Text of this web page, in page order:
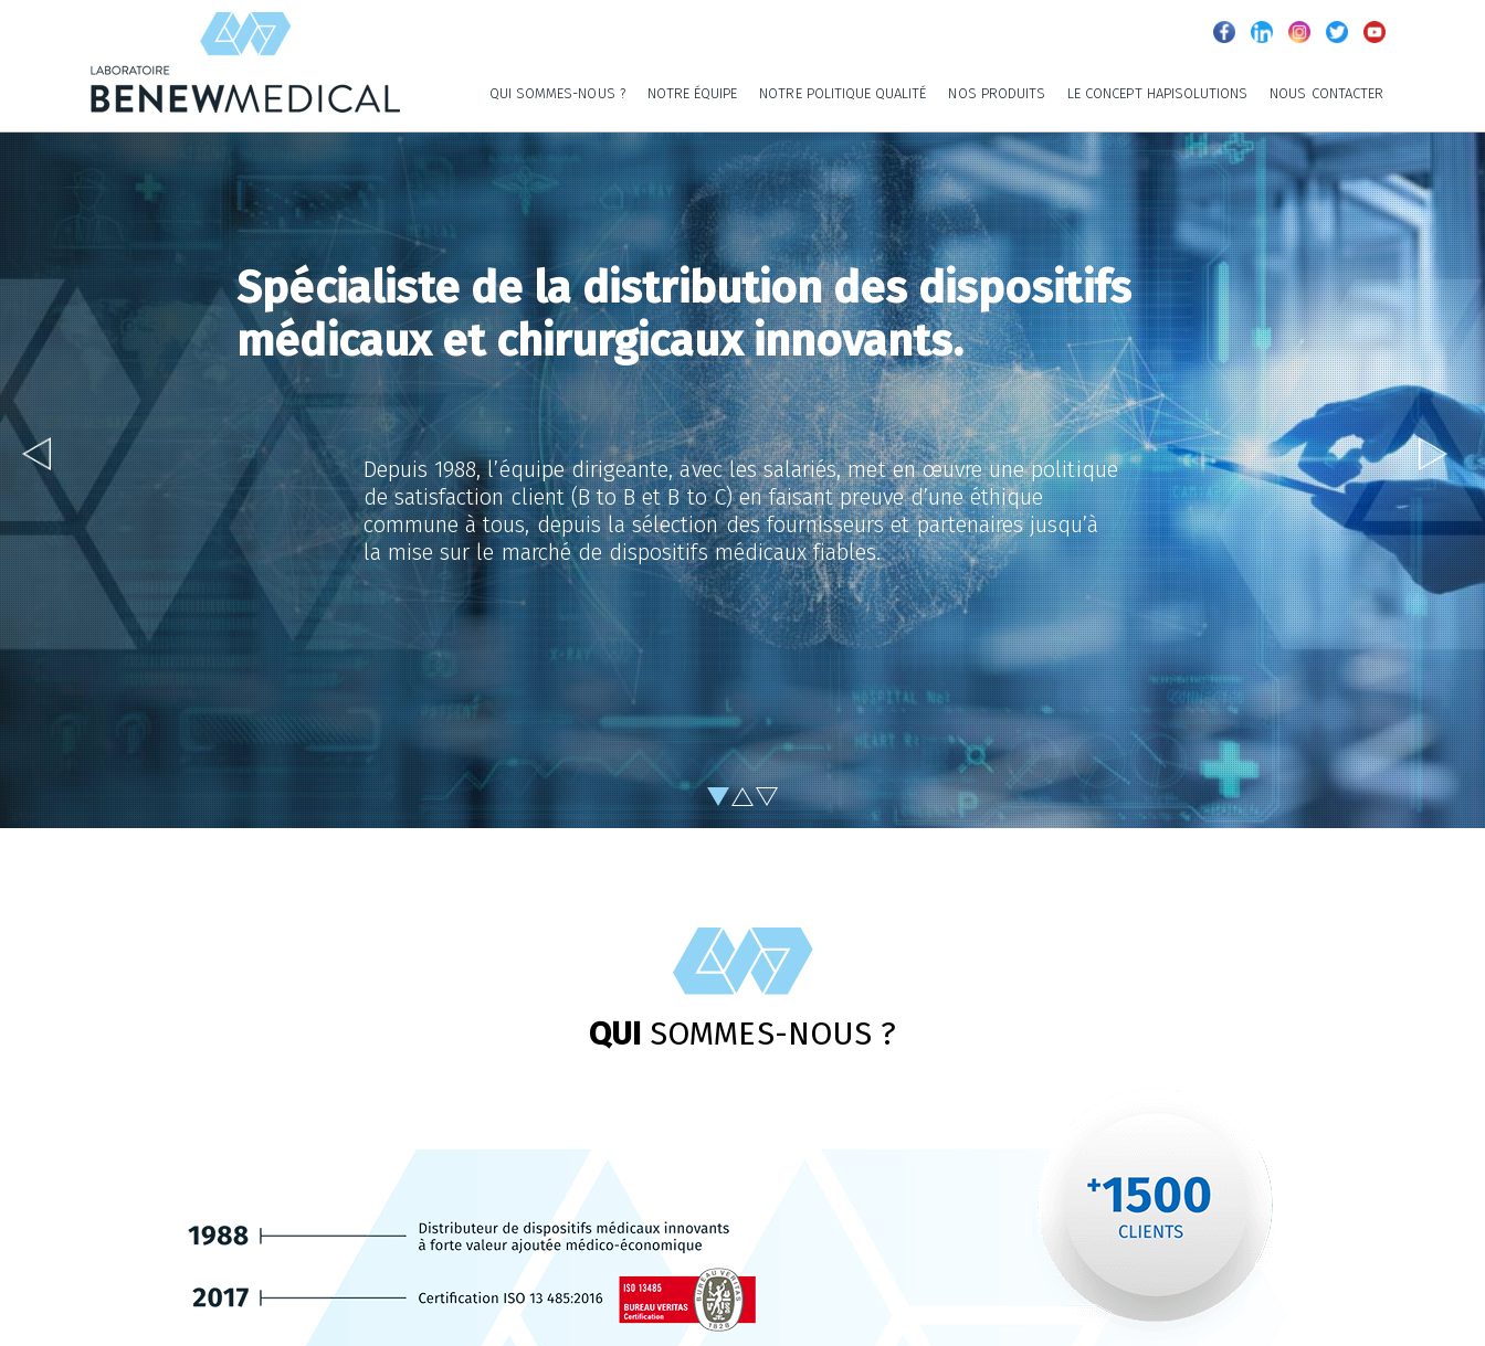
QUI SOMMES-NOUS ? NOTRE ÉQUIPE NOTRE POLITIQUE QUALITÉ NOS PRODUITS LE CONCEPT HAPISOLUTIONS NOUS CONTACTER
Spécialiste de la distribution des dispositifs
médicaux et chirurgicaux innovants.
Depuis 1988, l’équipe dirigeante, avec les salariés, met en œuvre une politique
de satisfaction client (B to B et B to C) en faisant preuve d’une éthique
commune à tous, depuis la sélection des fournisseurs et partenaires jusqu’à
la mise sur le marché de dispositifs médicaux fiables.
QUI SOMMES-NOUS ?
Panneau de gestion des cookies